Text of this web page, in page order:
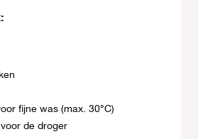
fijne was (max. 30°C)
de droger